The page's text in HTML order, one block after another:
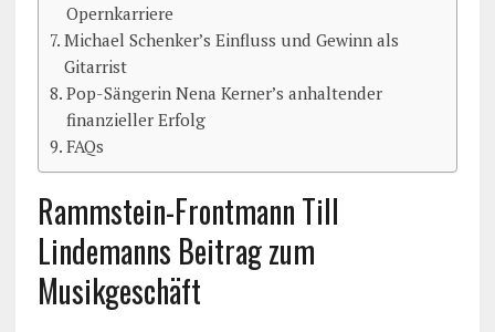
Opernkarriere
Michael Schenker’s Einfluss und Gewinn als
Gitarrist
Pop-Sängerin Nena Kerner’s anhaltender
finanzieller Erfolg
FAQs
Rammstein-Frontmann Till
Lindemanns Beitrag zum
Musikgeschäft